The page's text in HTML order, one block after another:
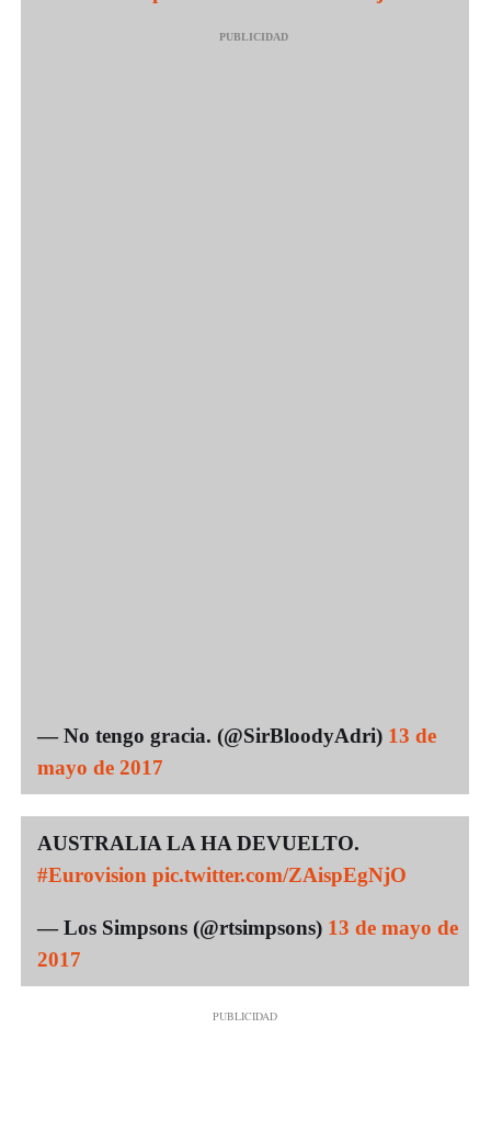
— No tengo gracia. (@SirBloodyAdri) 13 de
mayo de 2017
AUSTRALIA LA HA DEVUELTO.
#Eurovision pic.twitter.com/ZAispEgNjO
— Los Simpsons (@rtsimpsons) 13 de mayo de
2017